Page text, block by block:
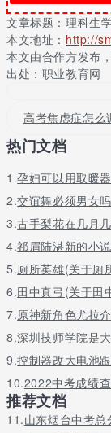
所以理科生学习法
是靠背出来的，对
式。
法律和政治虽然联
不过高中政治都是
文章标题： 理科生
本文地址： http://
本文由合作方发布
出处：职业教育网
高考焦虑症怎么
热门文档
1.孕妇可以用取暖
2.交谊舞必须男女吗
3.古手梨花在几月
4.祁眉陆湛新的小
5.厕所英雄(关于厕
6.田中真弓(关于田
7.原神新角色尤拉
8.深圳技师学院是
9.控制器改大电池
10.2022中考成绩
推荐文档
11.山东烟台中考总